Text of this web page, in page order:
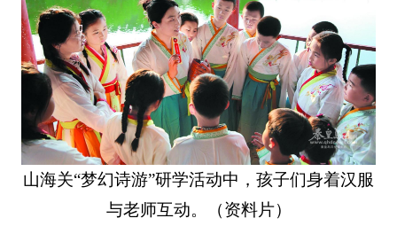
山海关“梦幻诗游”研学活动中，孩子们身着汉服
与老师互动。（资料片）